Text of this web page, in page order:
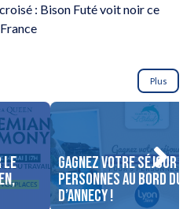
: Bison Futé voit noir ce
Plus
le
Gagnez votre séjour
personnes au bord du
d’Annecy !